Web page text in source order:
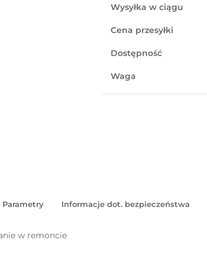
Wysyłka w ciągu
Cena przesyłki
Dostępność
Waga
Parametry Informacje dot. bezpieczeństwa
w remoncie